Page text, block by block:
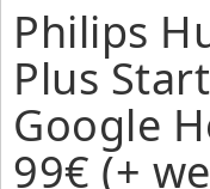
Philips
Plus
Google
99€ (+